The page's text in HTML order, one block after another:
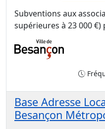
Subventions aux
supérieures à 23 000 €)
Base Adresse
Besançon